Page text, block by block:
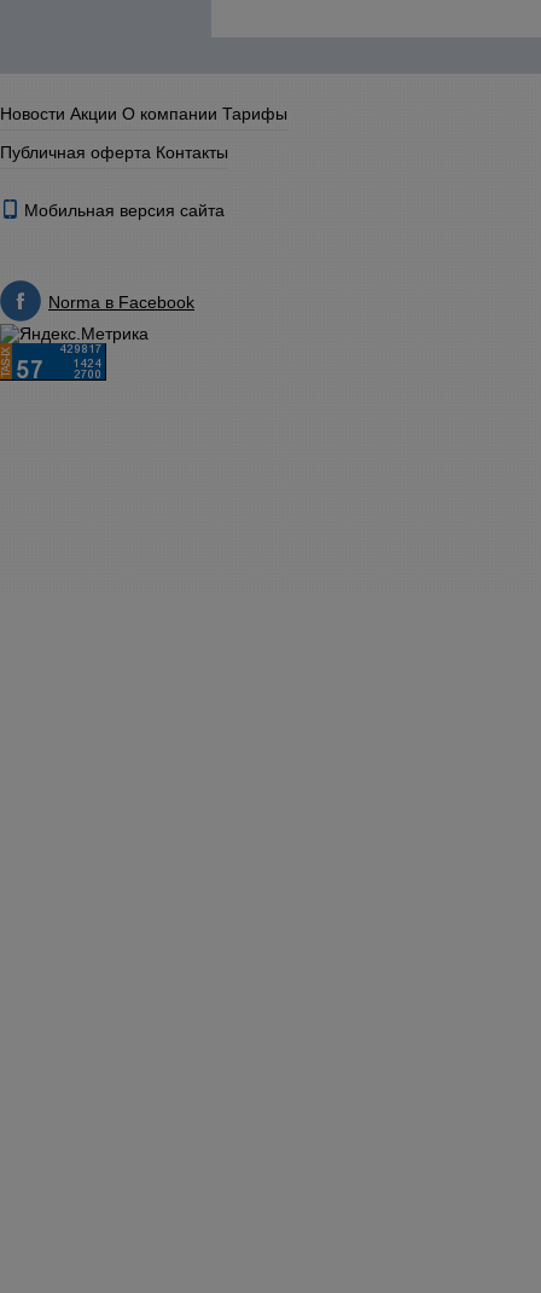
Новости Акции О компании Тарифы
Публичная оферта Контакты
Мобильная версия сайта
Norma в Facebook